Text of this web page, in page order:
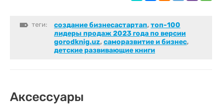
теги: создание бизнесастартап, топ-100
лидеры продаж 2023 года по версии
gorodknig.uz, саморазвитие и бизнес,
детские развивающие книги
Аксессуары